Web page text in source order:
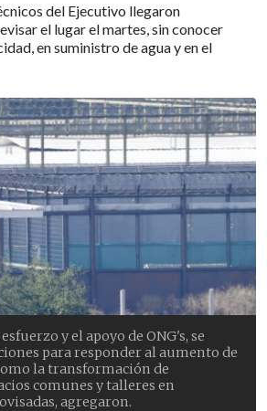
del Ejecutivo llegaron
el lugar el martes, sin conocer
en suministro de agua y en el
y el apoyo de ONG's, se
para responder al aumento de
la transformación de
comunes y talleres en
agregaron.